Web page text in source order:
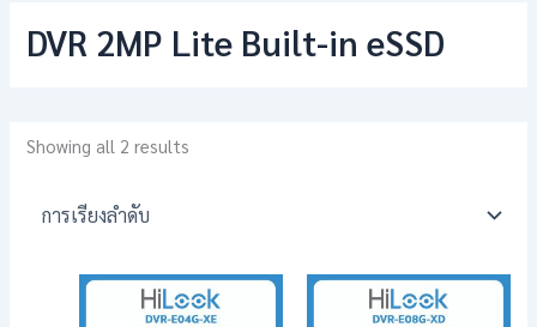
DVR 2MP Lite Built-in eSSD
Showing all 2 results